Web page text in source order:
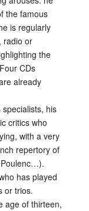
the famous
is regularly
radio or
the
CDs
already
his
critics who
with a very
repertory of
Poulenc…).
has played
or trios.
age of thirteen,